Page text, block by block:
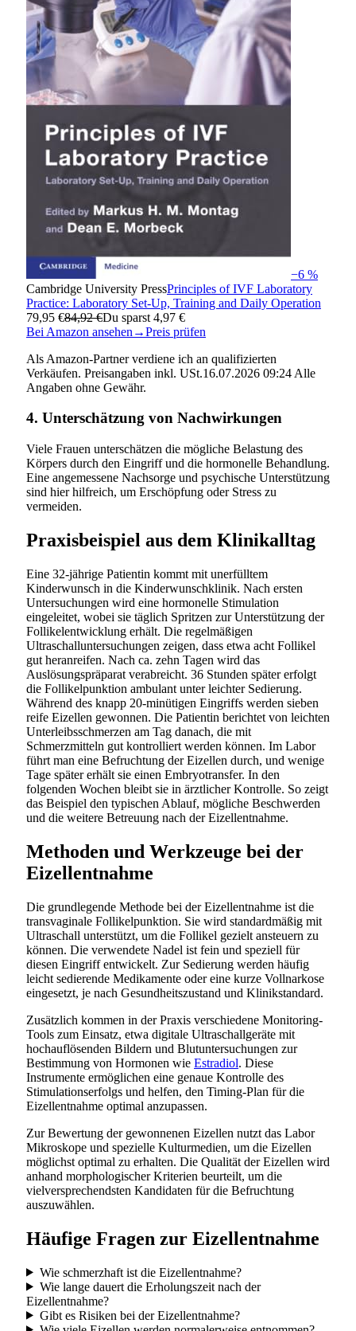
−6 %
Cambridge University PressPrinciples of IVF Laboratory
Practice: Laboratory Set-Up, Training and Daily Operation
79,95 €84,92 €Du sparst 4,97 €
Bei Amazon ansehen →Preis prüfen
Als Amazon-Partner verdiene ich an qualifizierten
Verkäufen. Preisangaben inkl. USt.16.07.2026 09:24 Alle
Angaben ohne Gewähr.
4. Unterschätzung von Nachwirkungen
Viele Frauen unterschätzen die mögliche Belastung des
Körpers durch den Eingriff und die hormonelle Behandlung.
Eine angemessene Nachsorge und psychische Unterstützung
sind hier hilfreich, um Erschöpfung oder Stress zu
vermeiden.
Praxisbeispiel aus dem Klinikalltag
Eine 32-jährige Patientin kommt mit unerfülltem
Kinderwunsch in die Kinderwunschklinik. Nach ersten
Untersuchungen wird eine hormonelle Stimulation
eingeleitet, wobei sie täglich Spritzen zur Unterstützung der
Follikelentwicklung erhält. Die regelmäßigen
Ultraschalluntersuchungen zeigen, dass etwa acht Follikel
gut heranreifen. Nach ca. zehn Tagen wird das
Auslösungspräparat verabreicht. 36 Stunden später erfolgt
die Follikelpunktion ambulant unter leichter Sedierung.
Während des knapp 20-minütigen Eingriffs werden sieben
reife Eizellen gewonnen. Die Patientin berichtet von leichten
Unterleibsschmerzen am Tag danach, die mit
Schmerzmitteln gut kontrolliert werden können. Im Labor
führt man eine Befruchtung der Eizellen durch, und wenige
Tage später erhält sie einen Embryotransfer. In den
folgenden Wochen bleibt sie in ärztlicher Kontrolle. So zeigt
das Beispiel den typischen Ablauf, mögliche Beschwerden
und die weitere Betreuung nach der Eizellentnahme.
Methoden und Werkzeuge bei der
Eizellentnahme
Die grundlegende Methode bei der Eizellentnahme ist die
transvaginale Follikelpunktion. Sie wird standardmäßig mit
Ultraschall unterstützt, um die Follikel gezielt ansteuern zu
können. Die verwendete Nadel ist fein und speziell für
diesen Eingriff entwickelt. Zur Sedierung werden häufig
leicht sedierende Medikamente oder eine kurze Vollnarkose
eingesetzt, je nach Gesundheitszustand und Klinikstandard.
Zusätzlich kommen in der Praxis verschiedene Monitoring-
Tools zum Einsatz, etwa digitale Ultraschallgeräte mit
hochauflösenden Bildern und Blutuntersuchungen zur
Bestimmung von Hormonen wie Estradiol. Diese
Instrumente ermöglichen eine genaue Kontrolle des
Stimulationserfolgs und helfen, den Timing-Plan für die
Eizellentnahme optimal anzupassen.
Zur Bewertung der gewonnenen Eizellen nutzt das Labor
Mikroskope und spezielle Kulturmedien, um die Eizellen
möglichst optimal zu erhalten. Die Qualität der Eizellen wird
anhand morphologischer Kriterien beurteilt, um die
vielversprechendsten Kandidaten für die Befruchtung
auszuwählen.
Häufige Fragen zur Eizellentnahme
Wie schmerzhaft ist die Eizellentnahme?
Wie lange dauert die Erholungszeit nach der
Eizellentnahme?
Gibt es Risiken bei der Eizellentnahme?